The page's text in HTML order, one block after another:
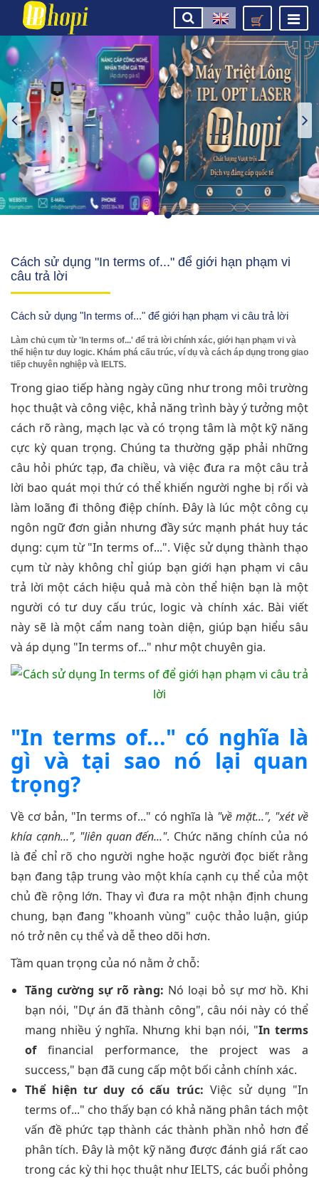
Cách sử dụng "In terms of..." để giới hạn phạm vi
câu trả lời
Cách sử dụng "In terms of..." để giới hạn phạm vi câu trả lời
Làm chủ cụm từ 'In terms of...' để trả lời chính xác, giới hạn phạm vi và
thể hiện tư duy logic. Khám phá cấu trúc, ví dụ và cách áp dụng trong giao
tiếp chuyên nghiệp và IELTS.
Trong giao tiếp hàng ngày cũng như trong môi trường
học thuật và công việc, khả năng trình bày ý tưởng một
cách rõ ràng, mạch lạc và có trọng tâm là một kỹ năng
cực kỳ quan trọng. Chúng ta thường gặp phải những
câu hỏi phức tạp, đa chiều, và việc đưa ra một câu trả
lời bao quát mọi thứ có thể khiến người nghe bị rối và
làm loãng đi thông điệp chính. Đây là lúc một công cụ
ngôn ngữ đơn giản nhưng đầy sức mạnh phát huy tác
dụng: cụm từ "In terms of...". Việc sử dụng thành thạo
cụm từ này không chỉ giúp bạn giới hạn phạm vi câu
trả lời một cách hiệu quả mà còn thể hiện bạn là một
người có tư duy cấu trúc, logic và chính xác. Bài viết
này sẽ là một cẩm nang toàn diện, giúp bạn hiểu sâu
và áp dụng "In terms of..." như một chuyên gia.
"In terms of..." có nghĩa là
gì và tại sao nó lại quan
trọng?
Về cơ bản, "In terms of..." có nghĩa là "về mặt...", "xét về
khía cạnh...", "liên quan đến...". Chức năng chính của nó
là để chỉ rõ cho người nghe hoặc người đọc biết rằng
bạn đang tập trung vào một khía cạnh cụ thể của một
chủ đề rộng lớn. Thay vì đưa ra một nhận định chung
chung, bạn đang "khoanh vùng" cuộc thảo luận, giúp
nó trở nên cụ thể và dễ theo dõi hơn.
Tầm quan trọng của nó nằm ở chỗ:
Tăng cường sự rõ ràng: Nó loại bỏ sự mơ hồ. Khi
bạn nói, "Dự án đã thành công", câu nói này có thể
mang nhiều ý nghĩa. Nhưng khi bạn nói, "In terms
offinancial performance, the project was a
success," bạn đã cung cấp một bối cảnh chính xác.
Thể hiện tư duy có cấu trúc: Việc sử dụng "In
terms of..." cho thấy bạn có khả năng phân tách một
vấn đề phức tạp thành các thành phần nhỏ hơn để
phân tích. Đây là một kỹ năng được đánh giá rất cao
trong các kỳ thi học thuật như IELTS, các buổi phỏng